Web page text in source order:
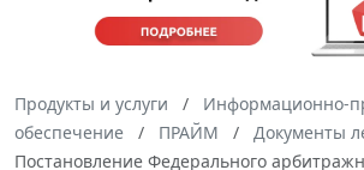
Продукты и услуги
Информационно-
обеспечение
ПРАЙМ
Документы
Постановление Федерального